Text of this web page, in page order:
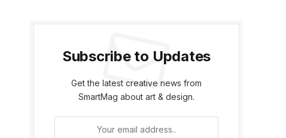
Subscribe to Updates
Get the latest creative news from
SmartMag about art & design.